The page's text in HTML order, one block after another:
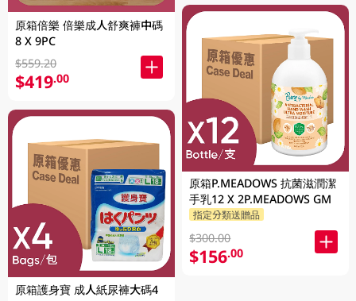
原箱倍樂 倍樂成人舒爽褲中碼
8 X 9PC
$559.20
$419.00
原箱護身寶 成人紙尿褲大碼4
原箱P.MEADOWS 抗菌滋潤潔
手乳12 X 2P.MEADOWS GM
指定分類送贈品
$300.00
$156.00